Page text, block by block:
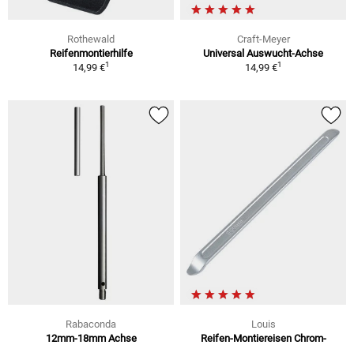
Rothewald
Reifenmontierhilfe
14,99 €1
Craft-Meyer
Universal Auswucht-Achse
14,99 €1
Rabaconda
12mm-18mm Achse
Louis
Reifen-Montiereisen Chrom-